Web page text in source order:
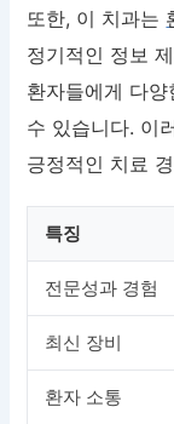
또한, 이 치과는
정기적인 정보
환자들에게 다
수 있습니다. 이
긍정적인 치료
특징
전문성과 경험
최신 장비
환자 소통